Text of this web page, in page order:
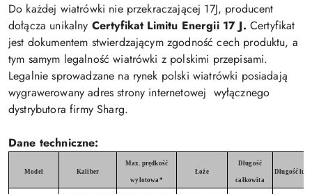
Do każdej wiatrówki nie przekraczającej 17J, producent
dołącza unikalny Certyfikat Limitu Energii 17 J. Certyfikat
jest dokumentem stwierdzającym zgodność cech produktu, a
tym samym legalność wiatrówki z polskimi przepisami.
Legalnie sprowadzane na rynek polski wiatrówki posiadają
wygrawerowany adres strony internetowej wyłącznego
dystrybutora firmy Sharg.
Dane techniczne:
Model Kaliber
Max. prędkość
wylotowa*
Łoże
Długość
całkowita
Długość lufy